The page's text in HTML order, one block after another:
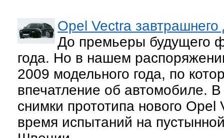
Opel Vectra завтрашнего
До премьеры будущего
года. Но в нашем
2009 модельного года, по
впечатление об автомобиле.
снимки прототипа нового
время испытаний на